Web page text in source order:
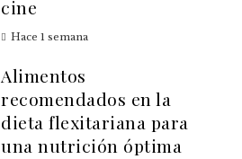
cine
Hace 1 semana
Alimentos
recomendados en la
dieta flexitariana para
una nutrición óptima